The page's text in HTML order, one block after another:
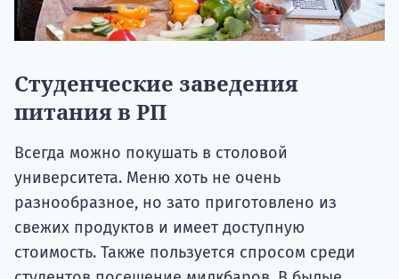
Студенческие заведения
питания в РП
Всегда можно покушать в столовой
университета. Меню хоть не очень
разнообразное, но зато приготовлено из
свежих продуктов и имеет доступную
стоимость. Также пользуется спросом среди